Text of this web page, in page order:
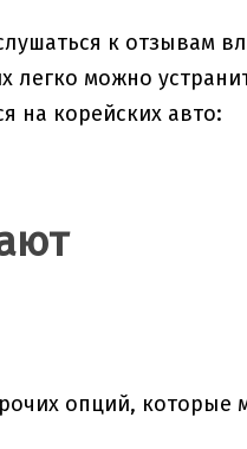
к отзывам
легко можно
на корейских авто:
опций, которые